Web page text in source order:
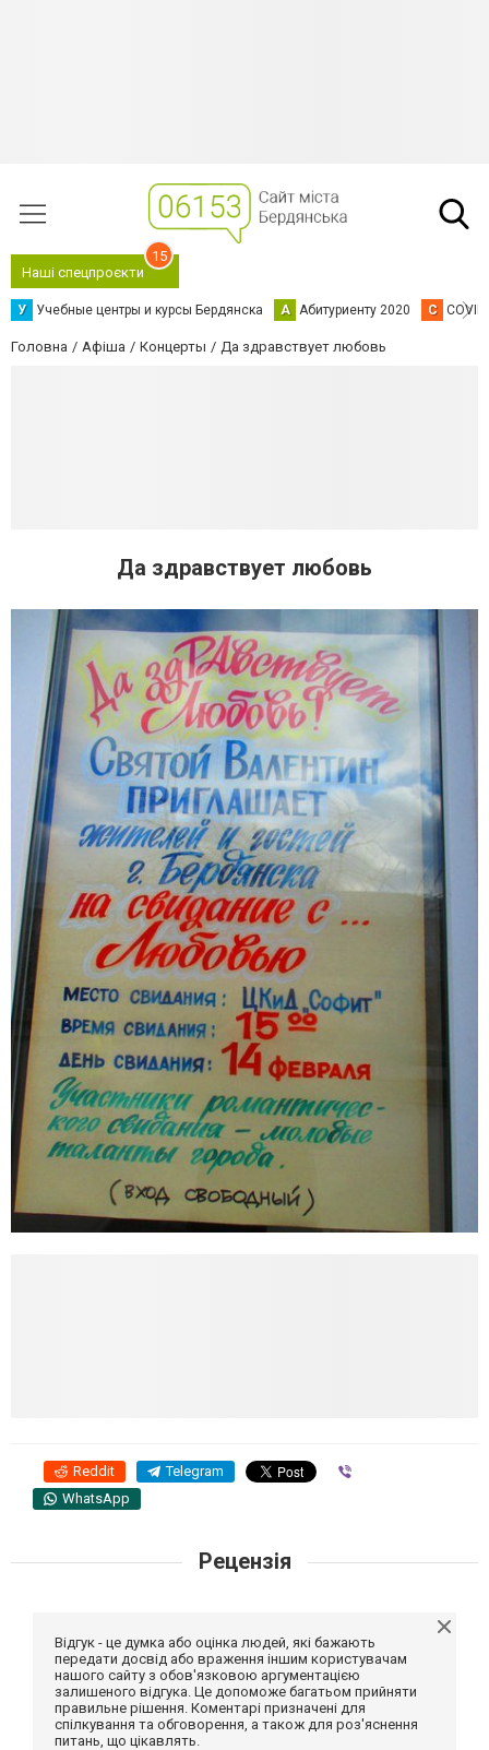
Наші спецпроєкти
15
У Учебные центры и курсы Бердянска А Абитуриенту 2020 C
Головна Афіша Концерты Да здравствует любовь
Да здравствует любовь
Reddit Telegram
WhatsApp
Рецензія
Відгук - це думка або оцінка людей, які бажають
передати досвід або враження іншим користувачам
нашого сайту з обов'язковою аргументацією
залишеного відгука. Це допоможе багатьом прийняти
правильне рішення. Коментарі призначені для
спілкування та обговорення, а також для роз'яснення
питань, що цікавлять.